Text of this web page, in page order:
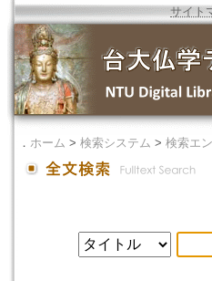
サイト
． ホーム > 検索システム > 検索エ